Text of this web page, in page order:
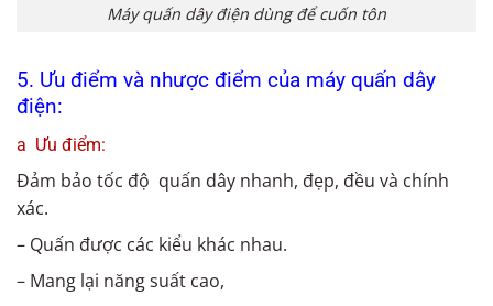
Máy quấn dây điện dùng để cuốn tôn
5. Ưu điểm và nhược điểm của máy quấn dây
điện:
a Ưu điểm:
Đảm bảo tốc độ quấn dây nhanh, đẹp, đều và chính
xác.
– Quấn được các kiểu khác nhau.
– Mang lại năng suất cao,